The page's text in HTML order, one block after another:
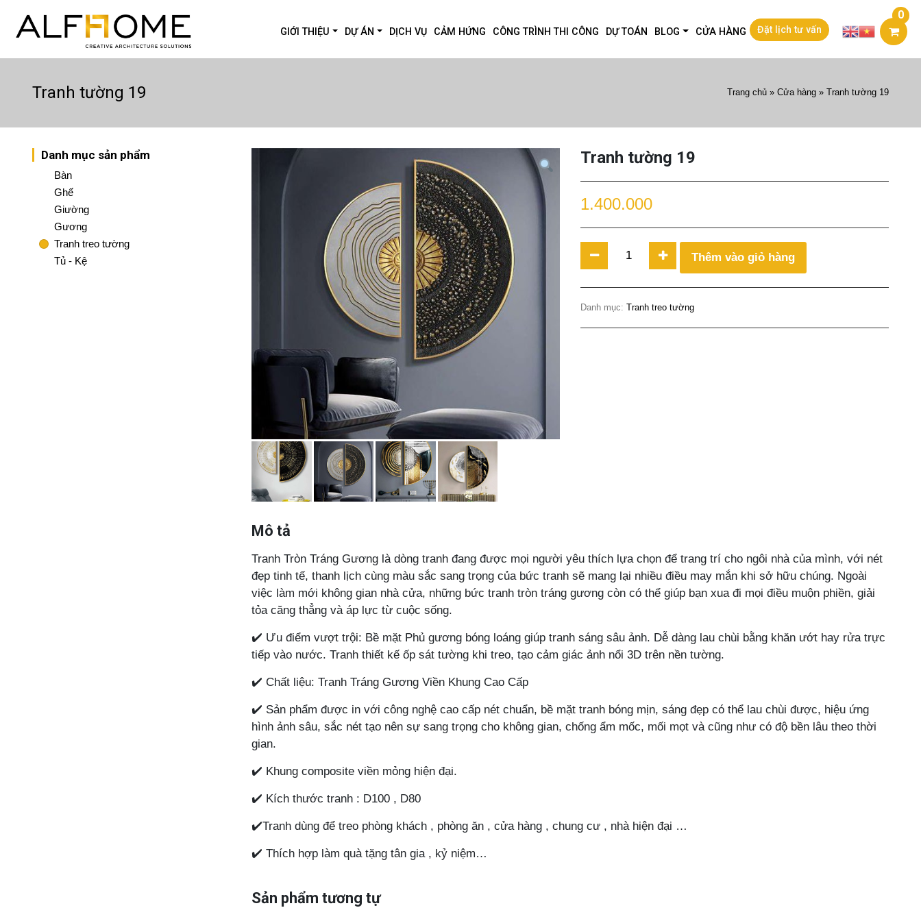
0
GIỚI THIỆU DỰ ÁN DỊCH VỤ CẢM HỨNG CÔNG TRÌNH THI CÔNG DỰ TOÁN BLOG CỬA HÀNG Đặt lịch tư vấn
Tranh tường 19 Trang chủ » Cửa hàng » Tranh tường 19
Danh mục sản phẩm
Bàn
Ghế
Giường
Gương
Tranh treo tường
Tủ - Kệ
Tranh tường 19
1.400.000
tường
quantity
Thêm vào giỏ hàng
Danh mục: Tranh treo tường
Mô tả
Tranh Tròn Tráng Gương là dòng tranh đang được mọi người yêu thích lựa chọn để trang trí cho ngôi nhà của mình, với nét
đẹp tinh tế, thanh lịch cùng màu sắc sang trọng của bức tranh sẽ mang lại nhiều điều may mắn khi sở hữu chúng. Ngoài
việc làm mới không gian nhà cửa, những bức tranh tròn tráng gương còn có thể giúp bạn xua đi mọi điều muộn phiền, giải
tỏa căng thẳng và áp lực từ cuộc sống.
✔️ Ưu điểm vượt trội: Bề mặt Phủ gương bóng loáng giúp tranh sáng sâu ảnh. Dễ dàng lau chùi bằng khăn ướt hay rửa trực
tiếp vào nước. Tranh thiết kế ốp sát tường khi treo, tạo cảm giác ảnh nổi 3D trên nền tường.
✔️ Chất liệu: Tranh Tráng Gương Viền Khung Cao Cấp
✔️ Sản phẩm được in với công nghệ cao cấp nét chuẩn, bề mặt tranh bóng mịn, sáng đẹp có thể lau chùi được, hiệu ứng
hình ảnh sâu, sắc nét tạo nên sự sang trọng cho không gian, chống ẩm mốc, mối mọt và cũng như có độ bền lâu theo thời
gian.
✔️ Khung composite viền mỏng hiện đại.
✔️ Kích thước tranh : D100 , D80
✔️Tranh dùng để treo phòng khách , phòng ăn , cửa hàng , chung cư , nhà hiện đại …
✔️ Thích hợp làm quà tặng tân gia , kỷ niệm…
Sản phẩm tương tự